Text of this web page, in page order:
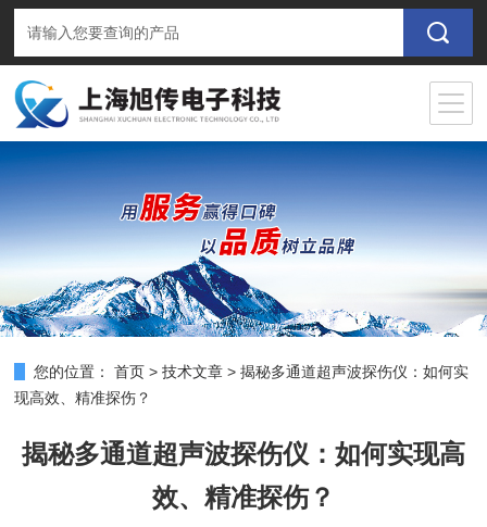
您的位置： 首页 >技术文章 >揭秘多通道超声波探伤仪：如何实
现高效、精准探伤？
揭秘多通道超声波探伤仪：如何实现高
效、精准探伤？